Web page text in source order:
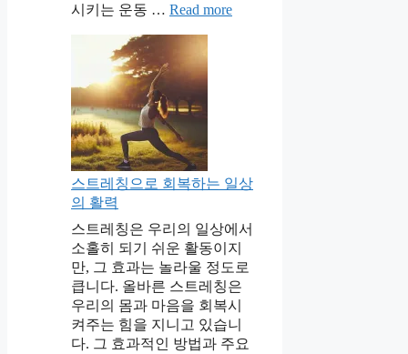
시키는 운동 … Read more
스트레칭으로 회복하는 일상
의 활력
스트레칭은 우리의 일상에서
소홀히 되기 쉬운 활동이지
만, 그 효과는 놀라울 정도로
큽니다. 올바른 스트레칭은
우리의 몸과 마음을 회복시
켜주는 힘을 지니고 있습니
다. 그 효과적인 방법과 주요